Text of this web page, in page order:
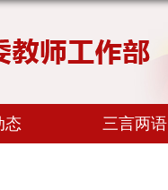
态 三言两语